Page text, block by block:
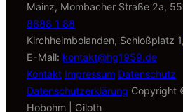
Mainz, Mombacher Straße 2a,
8888 1 88
Kirchheimbolanden, Schloßplatz 1,
E-Mail: kontakt@hg1959.de
Kontakt Impressum Datenschutz
Datenschutzerklärung Copyright
Hobohm | Giloth